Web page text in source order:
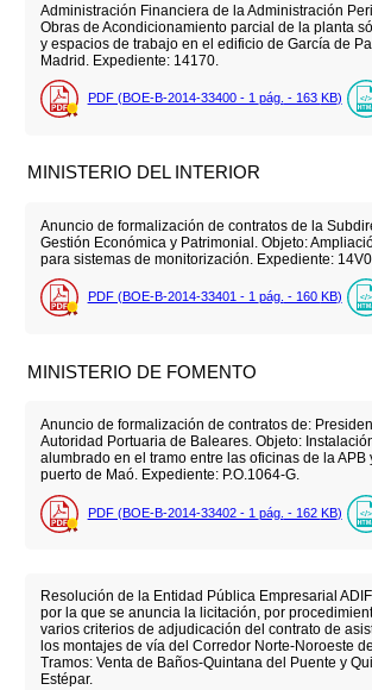
Administración Financiera de la Administración
Obras de Acondicionamiento parcial de la planta
y espacios de trabajo en el edificio de García de
Madrid. Expediente: 14170.
PDF (BOE-B-2014-33400 - 1 pág. - 163 KB)
MINISTERIO DEL INTERIOR
Anuncio de formalización de contratos de la
Gestión Económica y Patrimonial. Objeto:
para sistemas de monitorización. Expediente:
PDF (BOE-B-2014-33401 - 1 pág. - 160 KB)
MINISTERIO DE FOMENTO
Anuncio de formalización de contratos de:
Autoridad Portuaria de Baleares. Objeto:
alumbrado en el tramo entre las oficinas de la APB
puerto de Maó. Expediente: P.O.1064-G.
PDF (BOE-B-2014-33402 - 1 pág. - 162 KB)
Resolución de la Entidad Pública Empresarial
por la que se anuncia la licitación, por
varios criterios de adjudicación del contrato de
los montajes de vía del Corredor Norte-Noroeste
Tramos: Venta de Baños-Quintana del Puente y
Estépar.